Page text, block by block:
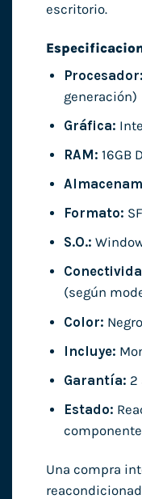
escritorio.
Procesador:
generación)
Gráfica:
RAM: 16GB
Formato:
S.O.:
(según
Color: Negro
Incluye:
Garantía: 2
Estado:
Una compra